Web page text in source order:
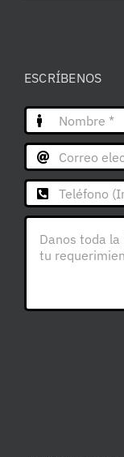
ESCRÍBENOS